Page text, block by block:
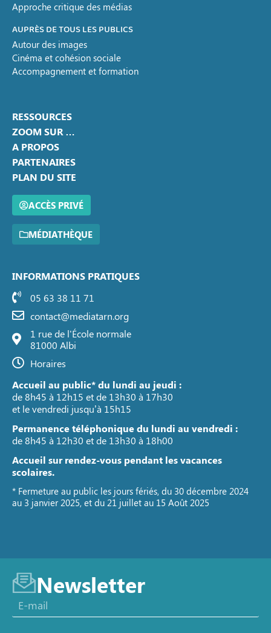
Approche critique des médias
AUPRÈS DE TOUS LES PUBLICS
Autour des images
Cinéma et cohésion sociale
Accompagnement et formation
RESSOURCES
ZOOM SUR …
A PROPOS
PARTENAIRES
PLAN DU SITE
ACCÈS PRIVÉ
MÉDIATHÈQUE
INFORMATIONS PRATIQUES
05 63 38 11 71
contact@mediatarn.org
1 rue de l'École normale
81000 Albi
Horaires
Accueil au public* du lundi au jeudi :
de 8h45 à 12h15 et de 13h30 à 17h30
et le vendredi jusqu’à 15h15
Permanence téléphonique du lundi au vendredi :
de 8h45 à 12h30 et de 13h30 à 18h00
Accueil sur rendez-vous pendant les vacances
scolaires.
* Fermeture au public les jours fériés, du 30 décembre 2024
au 3 janvier 2025, et du 21 juillet au 15 Août 2025
Newsletter